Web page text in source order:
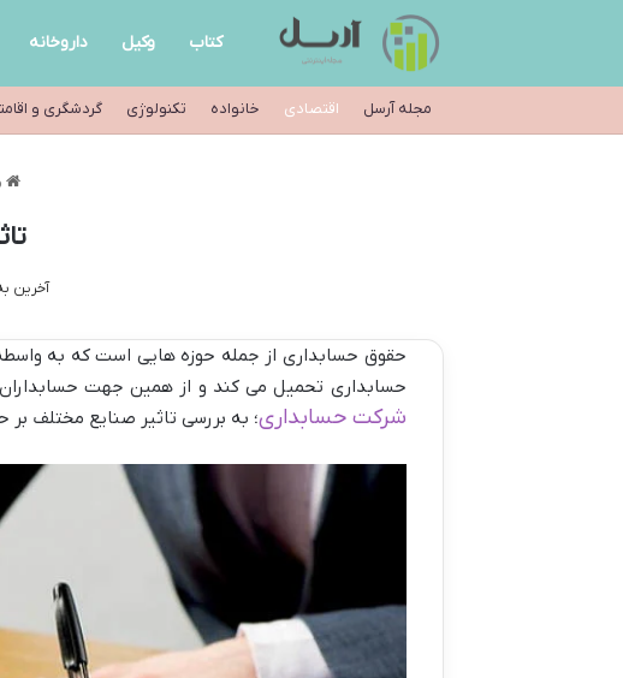
کتاب وکیل داروخانه
مجله آرسل اقتصادی خانواده تکنولوژی گردشگری و
آخرین به
حقوق حسابداری از جمله حوزه هایی است که به
حسابداری تحمیل می کند و از همین جهت
شرکت حسابداری؛ به بررسی تاثیر صنایع مختلف